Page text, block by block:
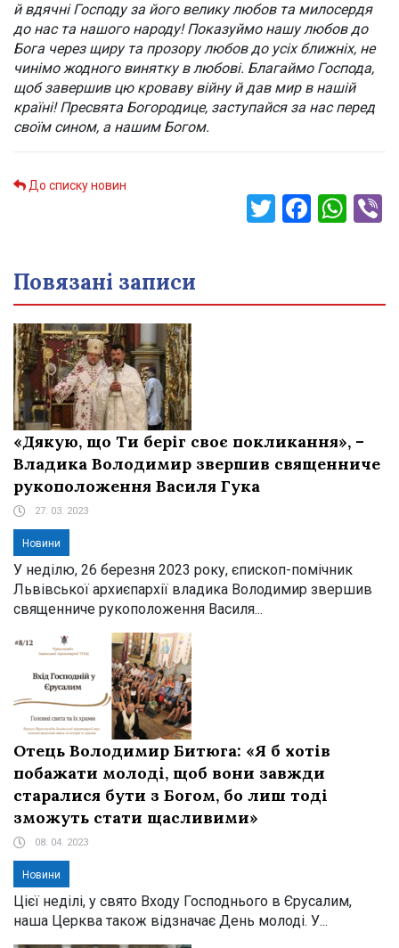
й вдячні Господу за його велику любов та милосердя
до нас та нашого народу! Показуймо нашу любов до
Бога через щиру та прозору любов до усіх ближніх, не
чинімо жодного винятку в любові. Благаймо Господа,
щоб завершив цю кроваву війну й дав мир в нашій
країні! Пресвята Богородице, заступайся за нас перед
своїм сином, а нашим Богом.
До списку новин
Twitter
Повязані записи
«Дякую, що Ти беріг своє покликання», –
Владика Володимир звершив священниче
рукоположення Василя Гука
27. 03. 2023
Новини
У неділю, 26 березня 2023 року, єпископ-помічник
Львівської архиєпархії владика Володимир звершив
священниче рукоположення Василя...
Отець Володимир Битюга: «Я б хотів
побажати молоді, щоб вони завжди
старалися бути з Богом, бо лиш тоді
зможуть стати щасливими»
08. 04. 2023
Новини
Цієї неділі, у свято Входу Господнього в Єрусалим,
наша Церква також відзначає День молоді. У...